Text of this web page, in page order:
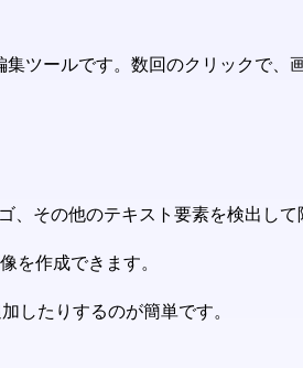
ツールです。数回のクリックで、
その他のテキスト要素を検出して
を作成できます。
したりするのが簡単です。